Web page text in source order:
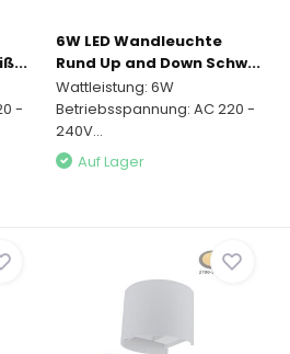
-
6W LED Wandleuchte
Rund Up and Down Schw...
Wattleistung: 6W
Betriebsspannung: AC 220 -
240V...
Auf Lager